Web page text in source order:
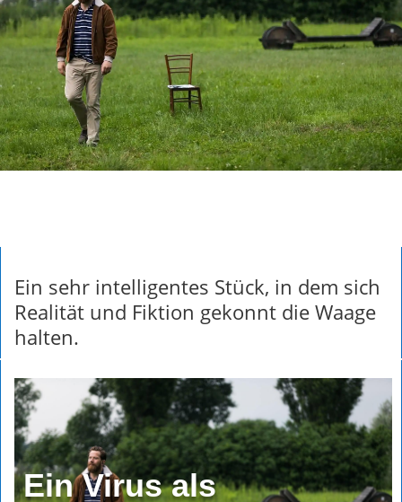
Ein sehr intelligentes Stück, in dem sich
Realität und Fiktion gekonnt die Waage
halten.
Ein Virus als